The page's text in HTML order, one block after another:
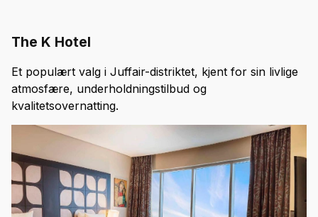
The K Hotel
Et populært valg i Juffair-distriktet, kjent for sin livlige
atmosfære, underholdningstilbud og
kvalitetsovernatting.